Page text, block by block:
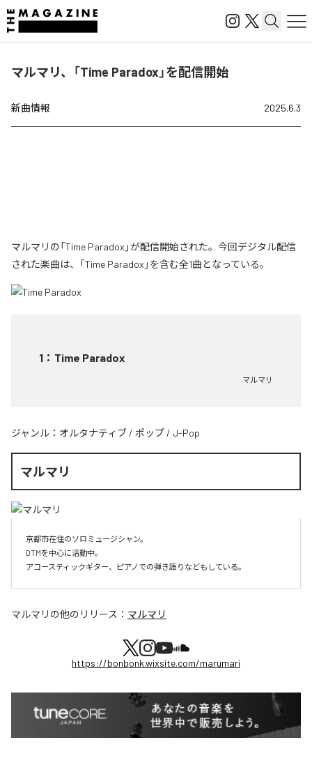
マルマリ、「Time Paradox」を配信開始
新曲情報 2025.6.3
マルマリの「Time Paradox」が配信開始された。今回デジタル配信
された楽曲は、「Time Paradox」を含む全1曲となっている。
1 ： Time Paradox
マルマリ
ジャンル： オルタナティブ / ポップ / J-Pop
マルマリ
京都市在住のソロミュージシャン。
DTMを中心に活動中。
マルマリ の他のリリース： マルマリ
https://bonbonk.wixsite.com/marumari